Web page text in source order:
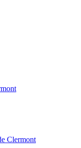
Clermont